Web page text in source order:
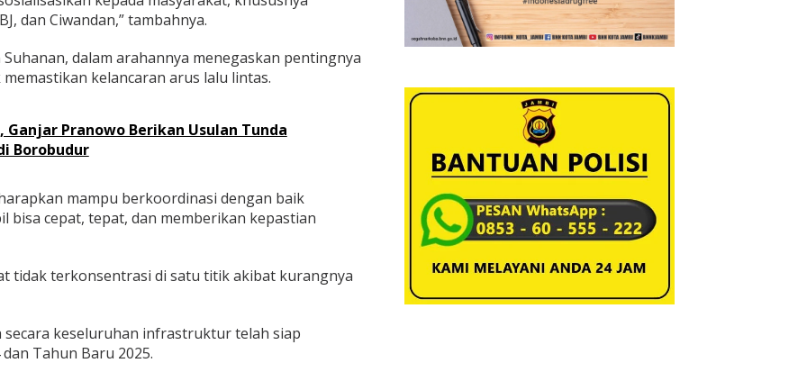
dan Ciwandan,” tambahnya.
dalam arahannya menegaskan pentingnya
kelancaran arus lalu lintas.
Pranowo Berikan Usulan Tunda
Borobudur
mampu berkoordinasi dengan baik
bisa cepat, tepat, dan memberikan kepastian
tidak terkonsentrasi di satu titik akibat kurangnya
keseluruhan infrastruktur telah siap
Tahun Baru 2025.